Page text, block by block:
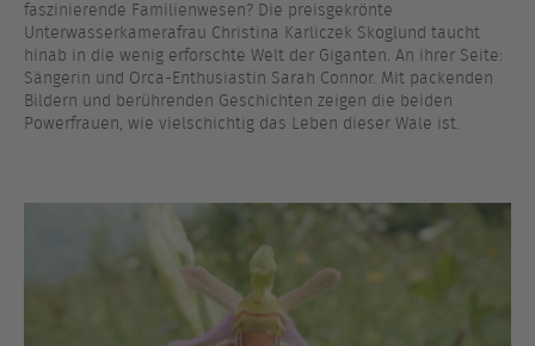
faszinierende Familienwesen? Die preisgekrönte
Unterwasserkamerafrau Christina Karliczek Skoglund taucht
hinab in die wenig erforschte Welt der Giganten. An ihrer Seite:
Sängerin und Orca-Enthusiastin Sarah Connor. Mit packenden
Bildern und berührenden Geschichten zeigen die beiden
Powerfrauen, wie vielschichtig das Leben dieser Wale ist.